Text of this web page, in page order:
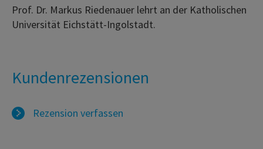
Prof. Dr. Markus Riedenauer lehrt an der Katholischen
Universität Eichstätt-Ingolstadt.
Kundenrezensionen
Rezension verfassen